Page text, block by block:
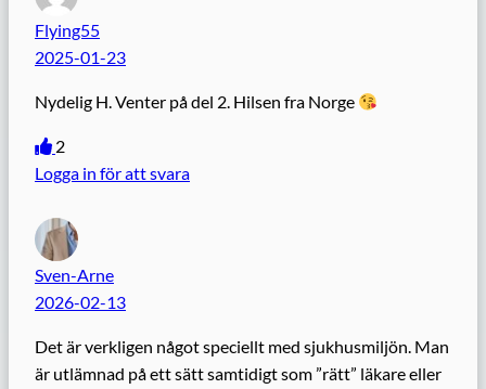
Flying55
2025-01-23
Nydelig H. Venter på del 2. Hilsen fra Norge
2
Logga in för att svara
Sven-Arne
2026-02-13
Det är verkligen något speciellt med sjukhusmiljön. Man
är utlämnad på ett sätt samtidigt som ”rätt” läkare eller